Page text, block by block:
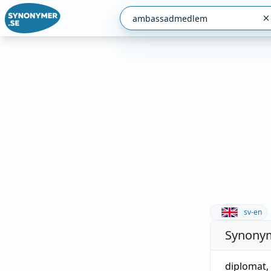
sv-en
diplomat,